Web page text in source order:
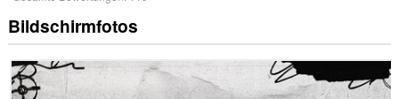
Bildschirmfotos